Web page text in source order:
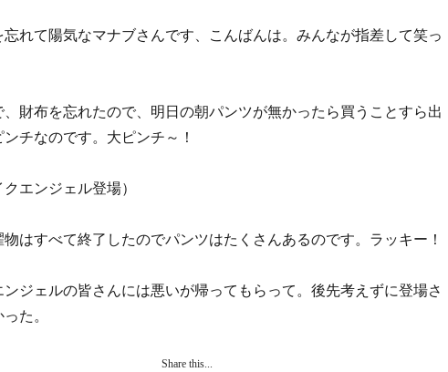
れて陽気なマナブさんです、こんばんは。みんなが指差して笑っ
、財布を忘れたので、明日の朝パンツが無かったら買うことすら出
チなのです。大ピンチ～！
クエンジェル登場）
はすべて終了したのでパンツはたくさんあるのです。ラッキー！
ンジェルの皆さんには悪いが帰ってもらって。後先考えずに登場さ
た。
Share this...